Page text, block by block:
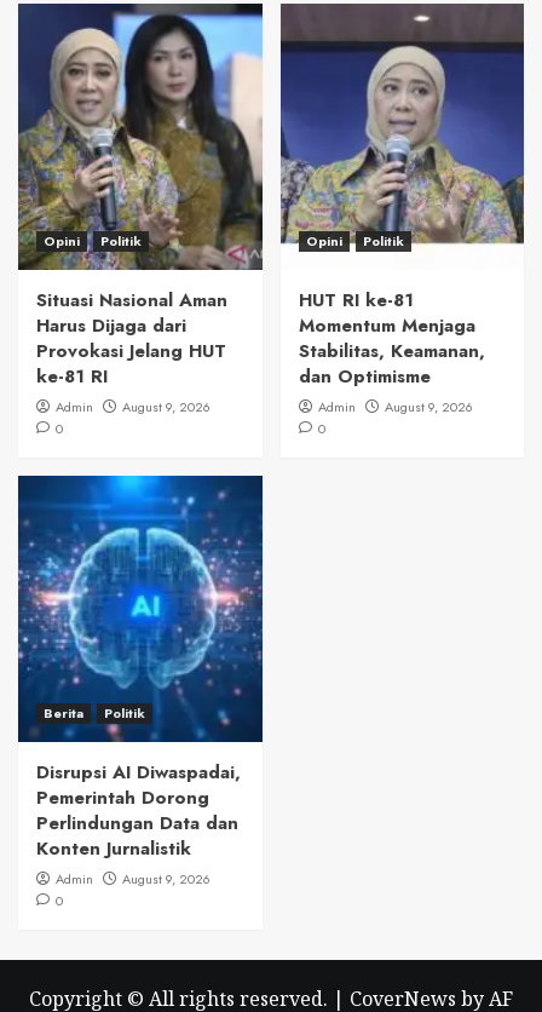
Opini Politik
Situasi Nasional Aman
Harus Dijaga dari
Provokasi Jelang HUT
ke-81 RI
Admin
August 9, 2026
0
Opini Politik
HUT RI ke-81
Momentum Menjaga
Stabilitas, Keamanan,
dan Optimisme
Admin
August 9, 2026
0
Berita Politik
Disrupsi AI Diwaspadai,
Pemerintah Dorong
Perlindungan Data dan
Konten Jurnalistik
Admin
August 9, 2026
0
Copyright © All rights reserved. | CoverNews by AF